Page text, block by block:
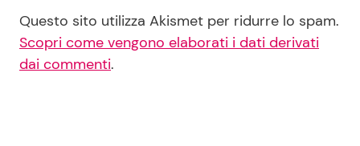
Questo sito utilizza Akismet per ridurre lo spam.
Scopri come vengono elaborati i dati derivati
dai commenti.